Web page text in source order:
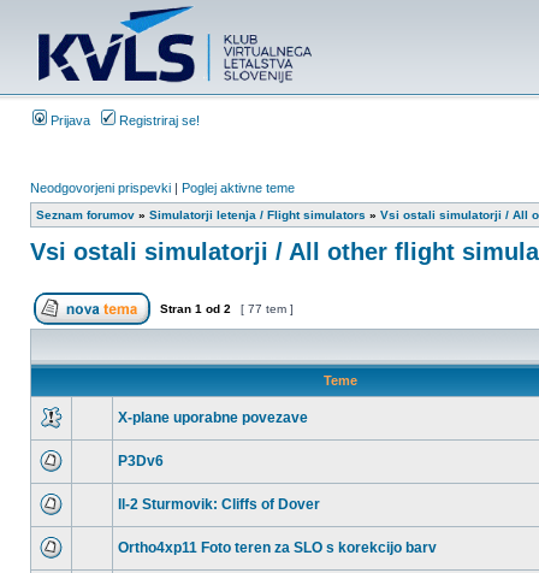
Prijava Registriraj se!
Neodgovorjeni prispevki | Poglej aktivne teme
Seznam forumov » Simulatorji letenja / Flight simulators » Vsi ostali simulatorji / All
Vsi ostali simulatorji / All other flight
Stran 1 od 2 [ 77 tem ]
Teme
X-plane uporabne povezave
P3Dv6
Il-2 Sturmovik: Cliffs of Dover
Ortho4xp11 Foto teren za SLO s korekcijo barv